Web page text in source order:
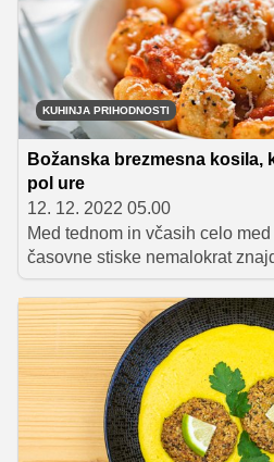
KUHINJA PRIHODNOSTI
Božanska brezmesna kosila,
pol ure
12. 12. 2022 05.00
Med tednom in včasih celo
časovne stiske nemalokrat
svojim najbližjim pripraviti za
hranljivo in ne enolično,
pripravljeno in po možnosti
možnosti malo morje, če se le
shrambo in hladilnik založimo
možnosti zdravimi živili. S
ščepcem kreativnosti namreč
pripravimo božanska kosila,